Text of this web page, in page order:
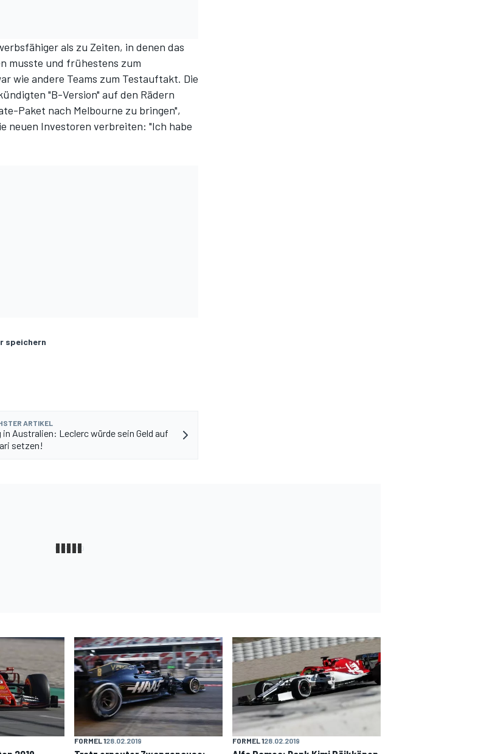
als zu Zeiten, in denen das
musste und frühestens zum
wie andere Teams zum Testauftakt. Die
"B-Version" auf den Rädern
Paket nach Melbourne zu bringen",
neuen Investoren verbreiten: "Ich habe
speichern
ARTIKEL
in Australien: Leclerc würde sein Geld auf
setzen!
FORMEL 128.02.2019 FORMEL 128.02.2019